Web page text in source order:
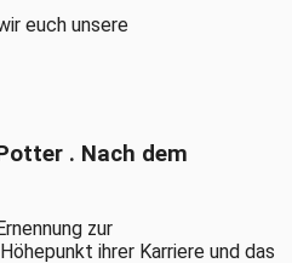
euch unsere
. Nach dem
zur
ihrer Karriere und das